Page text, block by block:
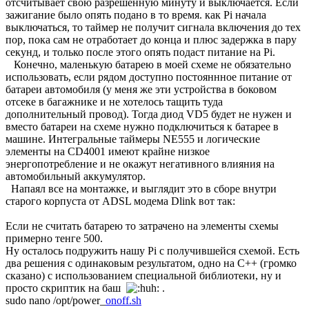
отсчитывает свою разрешенную минуту и выключается. Если
зажигание было опять подано в то время. как Pi начала
выключаться, то таймер не получит сигнала включения до тех
пор, пока сам не отработает до конца и плюс задержка в пару
секунд, и только после этого опять подаст питание на Pi.
Конечно, маленькую батарею в моей схеме не обязательно
использовать, если рядом доступно постояннное питание от
батареи автомобиля (у меня же эти устройства в боковом
отсеке в багажнике и не хотелось тащить туда
дополнительный провод). Тогда диод VD5 будет не нужен и
вместо батареи на схеме нужно подключиться к батарее в
машине. Интегральные таймеры NE555 и логические
элементы на CD4001 имеют крайне низкое
энергопотребление и не окажут негативного влияния на
автомобильный аккумулятор.
Напаял все на монтажке, и выглядит это в сборе внутри
старого корпуста от ADSL модема Dlink вот так:
Если не считать батарею то затрачено на элементы схемы
примерно тенге 500.
Ну осталось подружить нашу Pi с получившейся схемой. Есть
два решения с одинаковым результатом, одно на C++ (громко
сказано) с использованием специальной библиотеки, ну и
просто скриптик на баш
.
sudo nano /opt/power_ onoff.sh